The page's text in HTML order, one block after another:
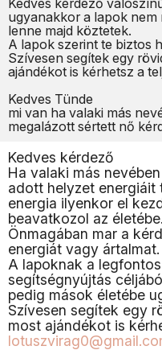
Kedves kérdező
ugyanakkor a lapok
lenne majd köztetek.
A lapok szerint te biztos
Szívesen segítek egy
ajándékot is kérhetsz a
Kedves Tünde
mi van ha valaki más
megalázott sértett nő
Kedves kérdező
Ha valaki más
adott helyzet energiáit
energia ilyenkor el
beavatkozol az életébe.
Önmagában mar a
energiát vagy ártalmat.
A lapoknak a
segítségnyújtás
pedig mások életébe
Szívesen segítek egy
most ajándékot is